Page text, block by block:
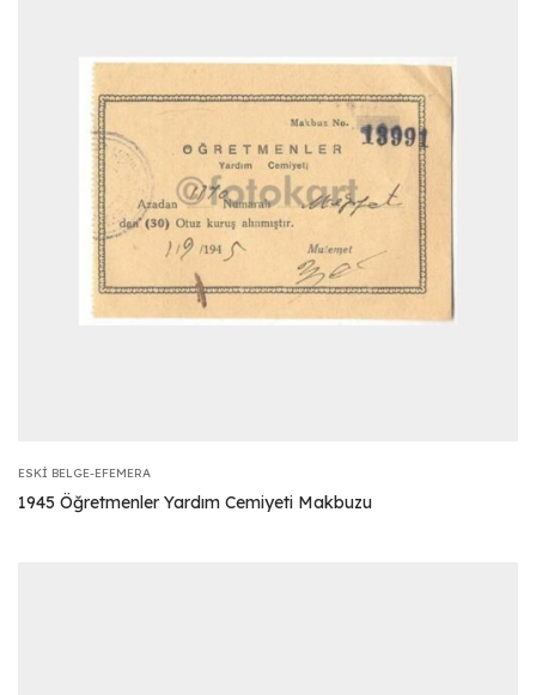
ESKI BELGE-EFEMERA
1945 Öğretmenler Yardım Cemiyeti Makbuzu